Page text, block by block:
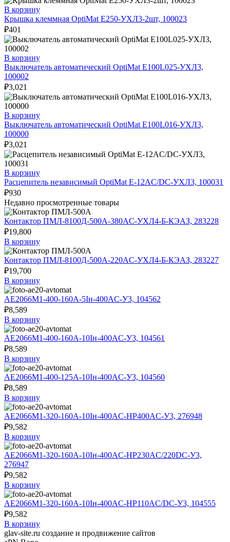
В корзину
Крышка клеммная OptiMat E250-УХЛ3-2шт, 100023
₽401
В корзину
Выключатель автоматический OptiMat E100L025-УХЛ3,
100002
₽3,021
В корзину
Выключатель автоматический OptiMat E100L016-УХЛ3,
100000
₽3,021
В корзину
Расцепитель независимый OptiMat E-12AC/DC-УХЛ3, 100031
₽930
Недавно просмотренные товары
Контактор ПМЛ-8100Д-500А-380AC-УХЛ4-Б-КЭАЗ, 283228
₽19,800
В корзину
Контактор ПМЛ-8100Д-500А-220AC-УХЛ4-Б-КЭАЗ, 283227
₽19,700
В корзину
АЕ2066М1-400-160А-5Iн-400AC-У3, 104562
₽8,589
В корзину
АЕ2066М1-400-160А-10Iн-400AC-У3, 104561
₽8,589
В корзину
АЕ2066М1-400-125А-10Iн-400AC-У3, 104560
₽8,589
В корзину
АЕ2066М1-320-160А-10Iн-400AC-НР400AC-У3, 276948
₽9,582
В корзину
АЕ2066М1-320-160А-10Iн-400AC-НР230AC/220DC-У3,
276947
₽9,582
В корзину
АЕ2066М1-320-160А-10Iн-400AC-НР110AC/DC-У3, 104555
₽9,582
В корзину
glav-site.ru создание и продвижение сайтов